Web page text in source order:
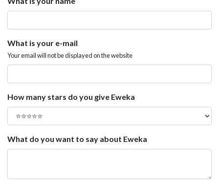
What is your e-mail
Your email will not be displayed on the website
How many stars do you give Eweka
What do you want to say about Eweka